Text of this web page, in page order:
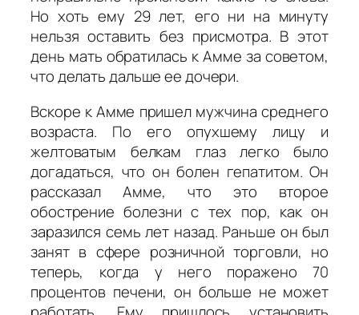
Но хоть ему 29 лет, его ни на минуту
нельзя оставить без присмотра. В этот
день мать обратилась к Амме за советом,
что делать дальше ее дочери.
Вскоре к Амме пришел мужчина среднего
возраста. По его опухшему лицу и
желтоватым белкам глаз легко было
догадаться, что он болен гепатитом. Он
рассказал Амме, что это второе
обострение болезни с тех пор, как он
заразился семь лет назад. Раньше он был
занят в сфере розничной торговли, но
теперь, когда у него поражено 70
процентов печени, он больше не может